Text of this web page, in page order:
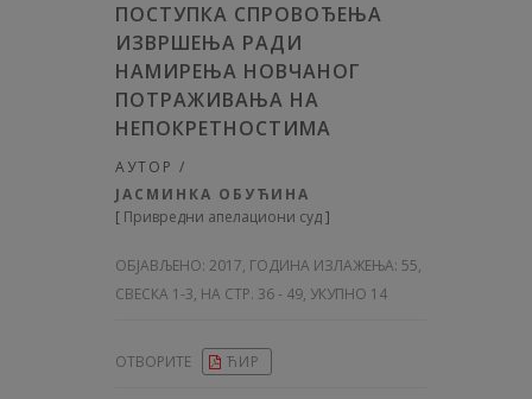
ПОСТУПКА СПРОВОЂЕЊА
ИЗВРШЕЊА РАДИ
НАМИРЕЊА НОВЧАНОГ
ПОТРАЖИВАЊА НА
НЕПОКРЕТНОСТИМА
АУТОР /
ЈАСМИНКА ОБУЋИНА
[ Привредни апелациони суд]
ОБЈАВЉЕНО: 2017, ГОДИНА ИЗЛАЖЕЊА: 55,
СВЕСКА 1-3, НА СТР. 36 - 49, УКУПНО 14
ОТВОРИТЕ ЋИР